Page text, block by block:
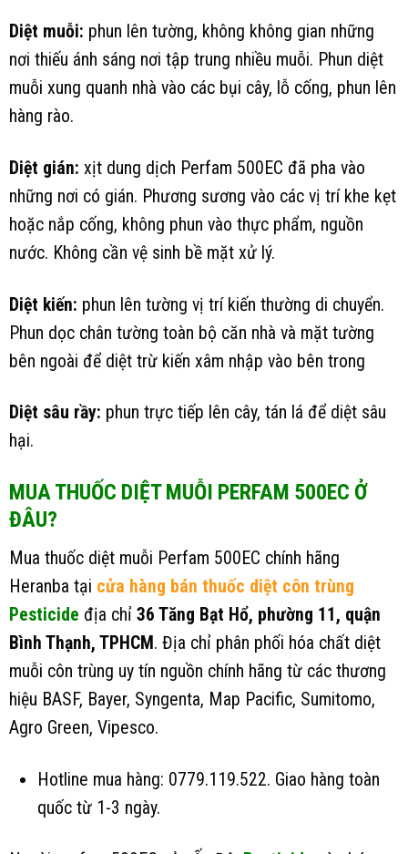
Diệt muỗi: phun lên tường, không không gian những
nơi thiếu ánh sáng nơi tập trung nhiều muỗi. Phun diệt
muỗi xung quanh nhà vào các bụi cây, lỗ cống, phun lên
hàng rào.
Diệt gián: xịt dung dịch Perfam 500EC đã pha vào
những nơi có gián. Phương sương vào các vị trí khe kẹt
hoặc nắp cống, không phun vào thực phẩm, nguồn
nước. Không cần vệ sinh bề mặt xử lý.
Diệt kiến: phun lên tường vị trí kiến thường di chuyển.
Phun dọc chân tường toàn bộ căn nhà và mặt tường
bên ngoài để diệt trừ kiến xâm nhập vào bên trong
Diệt sâu rầy: phun trực tiếp lên cây, tán lá để diệt sâu
hại.
MUA THUỐC DIỆT MUỖI PERFAM 500EC Ở
ĐÂU?
Mua thuốc diệt muỗi Perfam 500EC chính hãng
Heranba tại cửa hàng bán thuốc diệt côn trùng
Pesticide địa chỉ 36 Tăng Bạt Hổ, phường 11, quận
Bình Thạnh, TPHCM . Địa chỉ phân phối hóa chất diệt
muỗi côn trùng uy tín nguồn chính hãng từ các thương
hiệu BASF, Bayer, Syngenta, Map Pacific, Sumitomo,
Agro Green, Vipesco.
Hotline mua hàng: 0779.119.522. Giao hàng toàn
quốc từ 1-3 ngày.